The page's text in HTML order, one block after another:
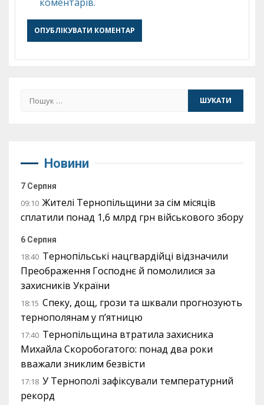
Пошук:
Новини
7 Серпня
09:10 Жителі Тернопільщини за сім місяців
сплатили понад 1,6 млрд грн військового збору
6 Серпня
18:40 Тернопільські нацгвардійці відзначили
Преображення Господнє й помолилися за
захисників України
18:15 Спеку, дощ, грози та шквали прогнозують
тернополянам у п’ятницю
17:40 Тернопільщина втратила захисника
Михайла Скоробогатого: понад два роки
вважали зниклим безвісти
17:18 У Тернополі зафіксували температурний
рекорд